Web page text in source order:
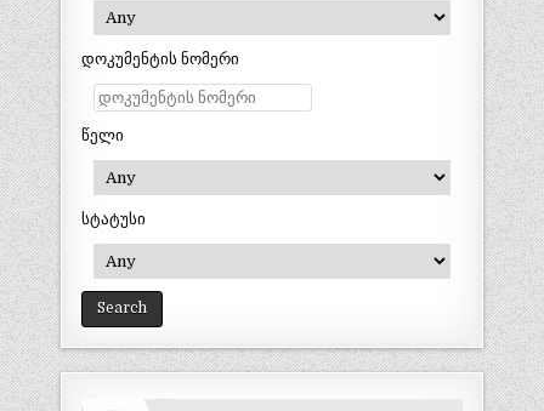
დოკუმენტის ნომერი
წელი
სტატუსი